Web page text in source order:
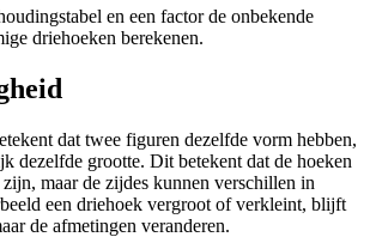
en een factor de onbekende
driehoeken berekenen.
dat twee figuren dezelfde vorm hebben,
dezelfde grootte. Dit betekent dat de hoeken
maar de zijdes kunnen verschillen in
een driehoek vergroot of verkleint, blijft
de afmetingen veranderen.